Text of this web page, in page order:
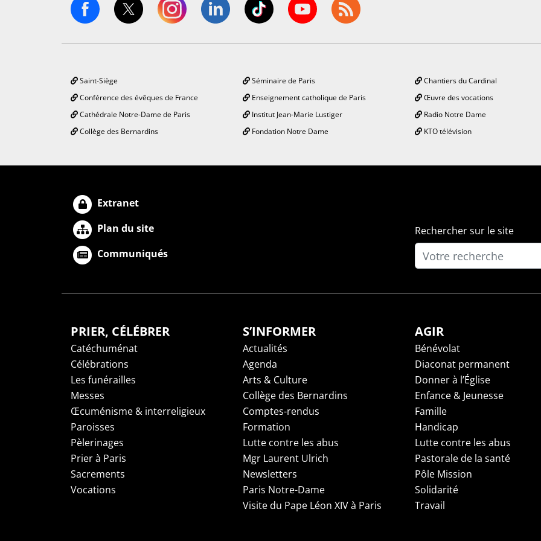
Saint-Siège
Conférence des évêques de France
Cathédrale Notre-Dame de Paris
Collège des Bernardins
Séminaire de Paris
Enseignement catholique de Paris
Institut Jean-Marie Lustiger
Fondation Notre Dame
Chantiers du Cardinal
Œuvre des vocations
Radio Notre Dame
KTO télévision
Extranet
Plan du site
Communiqués
Rechercher sur le site
PRIER, CÉLÉBRER
Catéchuménat
Célébrations
Les funérailles
Messes
Œcuménisme & interreligieux
Paroisses
Pèlerinages
Prier à Paris
Sacrements
Vocations
S’INFORMER
Actualités
Agenda
Arts & Culture
Collège des Bernardins
Comptes-rendus
Formation
Lutte contre les abus
Mgr Laurent Ulrich
Newsletters
Paris Notre-Dame
Visite du Pape Léon XIV à Paris
AGIR
Bénévolat
Diaconat permanent
Donner à l’Église
Enfance & Jeunesse
Famille
Handicap
Lutte contre les abus
Pastorale de la santé
Pôle Mission
Solidarité
Travail